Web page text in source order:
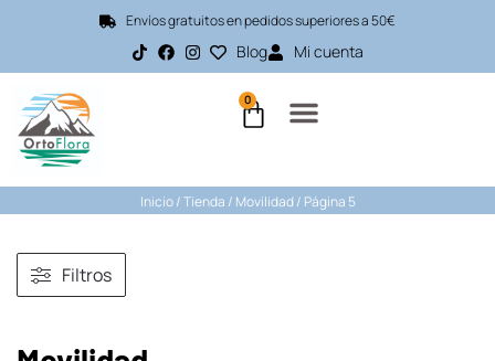
Envíos gratuitos en pedidos superiores a 50€
Blog Mi cuenta
0
Inicio/Tienda / Movilidad/ Página 5
Filtros